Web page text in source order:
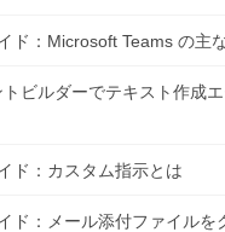
ド：Microsoft Teams の主
ビルダーでテキスト作成
ド：カスタム指示とは
ド：メール添付ファイルを